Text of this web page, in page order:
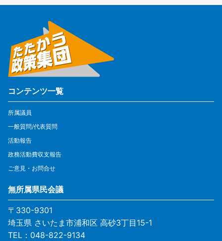
コンテンツ一覧
所属議員
一般質問/代表質問
活動報告
政務活動費収支報告
ご意見・お問合せ
無所属県民会議
〒330-9301
埼玉県 さいたま市浦和区 高砂3丁目15-1
TEL：048-822-9134